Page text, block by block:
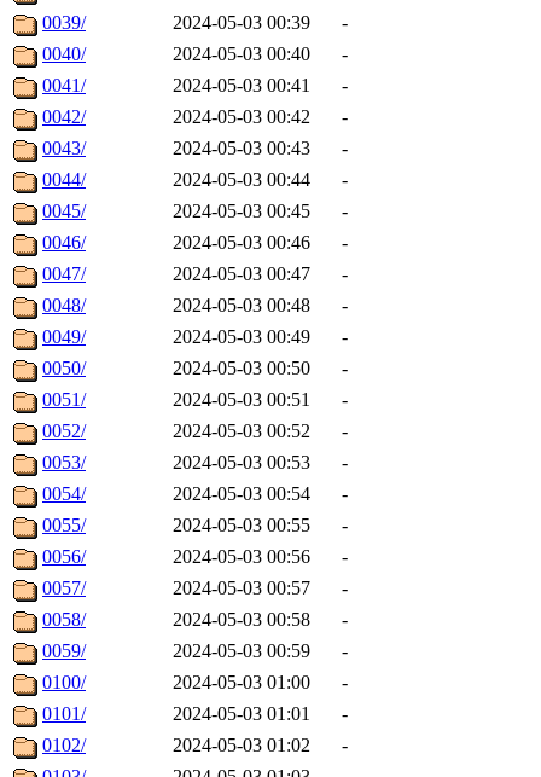
0039/
2024-05-03 00:39
-
0040/
2024-05-03 00:40
-
0041/
2024-05-03 00:41
-
0042/
2024-05-03 00:42
-
0043/
2024-05-03 00:43
-
0044/
2024-05-03 00:44
-
0045/
2024-05-03 00:45
-
0046/
2024-05-03 00:46
-
0047/
2024-05-03 00:47
-
0048/
2024-05-03 00:48
-
0049/
2024-05-03 00:49
-
0050/
2024-05-03 00:50
-
0051/
2024-05-03 00:51
-
0052/
2024-05-03 00:52
-
0053/
2024-05-03 00:53
-
0054/
2024-05-03 00:54
-
0055/
2024-05-03 00:55
-
0056/
2024-05-03 00:56
-
0057/
2024-05-03 00:57
-
0058/
2024-05-03 00:58
-
0059/
2024-05-03 00:59
-
0100/
2024-05-03 01:00
-
0101/
2024-05-03 01:01
-
0102/
2024-05-03 01:02
-